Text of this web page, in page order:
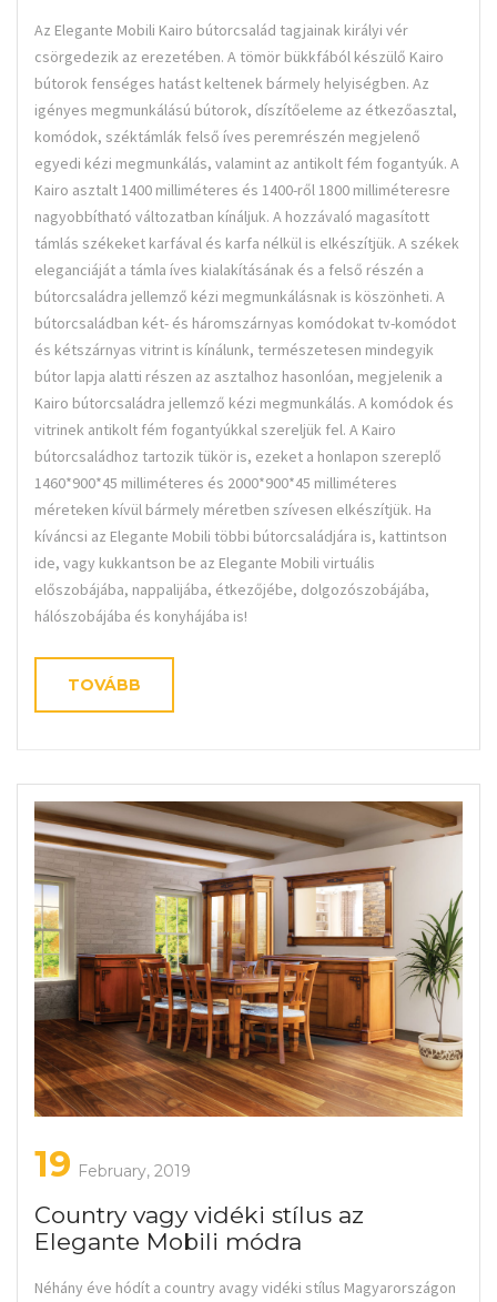
Az Elegante Mobili Kairo bútorcsalád tagjainak királyi vér
csörgedezik az erezetében. A tömör bükkfából készülő Kairo
bútorok fenséges hatást keltenek bármely helyiségben. Az
igényes megmunkálású bútorok, díszítőeleme az étkezőasztal,
komódok, széktámlák felső íves peremrészén megjelenő
egyedi kézi megmunkálás, valamint az antikolt fém fogantyúk. A
Kairo asztalt 1400 milliméteres és 1400-ről 1800 milliméteresre
nagyobbítható változatban kínáljuk. A hozzávaló magasított
támlás székeket karfával és karfa nélkül is elkészítjük. A székek
eleganciáját a támla íves kialakításának és a felső részén a
bútorcsaládra jellemző kézi megmunkálásnak is köszönheti. A
bútorcsaládban két- és háromszárnyas komódokat tv-komódot
és kétszárnyas vitrint is kínálunk, természetesen mindegyik
bútor lapja alatti részen az asztalhoz hasonlóan, megjelenik a
Kairo bútorcsaládra jellemző kézi megmunkálás. A komódok és
vitrinek antikolt fém fogantyúkkal szereljük fel. A Kairo
bútorcsaládhoz tartozik tükör is, ezeket a honlapon szereplő
1460*900*45 milliméteres és 2000*900*45 milliméteres
méreteken kívül bármely méretben szívesen elkészítjük. Ha
kíváncsi az Elegante Mobili többi bútorcsaládjára is, kattintson
ide, vagy kukkantson be az Elegante Mobili virtuális
előszobájába, nappalijába, étkezőjébe, dolgozószobájába,
hálószobájába és konyhájába is!
TOVÁBB
19 February, 2019
Country vagy vidéki stílus az
Elegante Mobili módra
Néhány éve hódít a country avagy vidéki stílus Magyarországon